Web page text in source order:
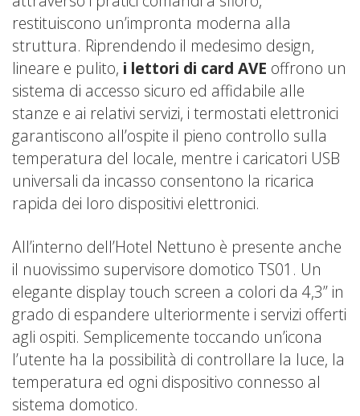
restituiscono un’impronta moderna alla
struttura. Riprendendo il medesimo design,
lineare e pulito, i lettori di card AVE offrono un
sistema di accesso sicuro ed affidabile alle
stanze e ai relativi servizi, i termostati elettronici
garantiscono all’ospite il pieno controllo sulla
temperatura del locale, mentre i caricatori USB
universali da incasso consentono la ricarica
rapida dei loro dispositivi elettronici.
All’interno dell’Hotel Nettuno è presente anche
il nuovissimo supervisore domotico TS01 . Un
elegante display touch screen a colori da 4,3” in
grado di espandere ulteriormente i servizi offerti
agli ospiti. Semplicemente toccando un’icona
l’utente ha la possibilità di controllare la luce, la
temperatura ed ogni dispositivo connesso al
sistema domotico.